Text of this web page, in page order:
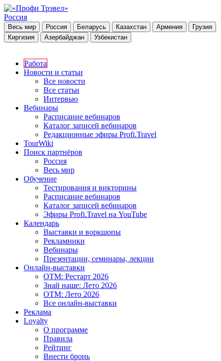
Россия
Весь мир Россия Беларусь Казахстан Армения
Грузия
Киргизия
Азербайджан Узбекистан
Работа
Новости и статьи
Все новости
Все статьи
Интервью
Вебинары
Расписание вебинаров
Каталог записей вебинаров
Редакционные эфиры Profi.Travel
TourWiki
Поиск партнёров
Россия
Весь мир
Обучение
Тестирования и викторины
Расписание вебинаров
Каталог записей вебинаров
Эфиры Profi.Travel на YouTube
Календарь
Выставки и воркшопы
Рекламники
Вебинары
Презентации, семинары, лекции
Онлайн-выставки
OTM: Рестарт 2026
Знай наше: Лето 2026
OTM: Лето 2026
Все онлайн-выставки
Реклама
Loyalty
О программе
Правила
Рейтинг
Внести бронь